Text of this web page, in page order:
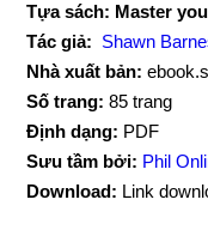
Tựa sách: Master
Tác giả: Shawn
Nhà xuất bản:
Số trang: 85 trang
Định dạng: PDF
Sưu tầm bởi: Phil
Download: Link